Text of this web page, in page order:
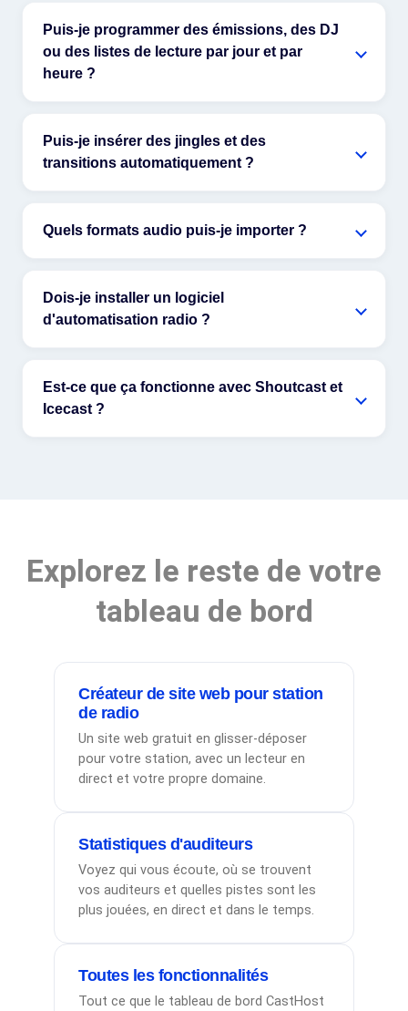
Puis-je programmer des émissions, des DJ
ou des listes de lecture par jour et par
heure ?
Puis-je insérer des jingles et des
transitions automatiquement ?
Quels formats audio puis-je importer ?
Dois-je installer un logiciel
d'automatisation radio ?
Est-ce que ça fonctionne avec Shoutcast et
Icecast ?
Explorez le reste de votre
tableau de bord
Créateur de site web pour station
de radio
Un site web gratuit en glisser-déposer
pour votre station, avec un lecteur en
direct et votre propre domaine.
Statistiques d'auditeurs
Voyez qui vous écoute, où se trouvent
vos auditeurs et quelles pistes sont les
plus jouées, en direct et dans le temps.
Toutes les fonctionnalités
Tout ce que le tableau de bord CastHost